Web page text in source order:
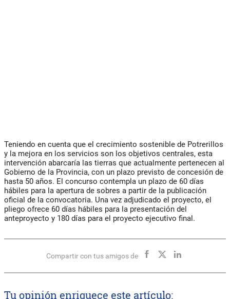
Teniendo en cuenta que el crecimiento sostenible de Potrerillos
y la mejora en los servicios son los objetivos centrales, esta
intervención abarcaría las tierras que actualmente pertenecen al
Gobierno de la Provincia, con un plazo previsto de concesión de
hasta 50 años. El concurso contempla un plazo de 60 días
hábiles para la apertura de sobres a partir de la publicación
oficial de la convocatoria. Una vez adjudicado el proyecto, el
pliego ofrece 60 días hábiles para la presentación del
anteproyecto y 180 días para el proyecto ejecutivo final.
Compartir con tus amigos de
Tu opinión enriquece este artículo: